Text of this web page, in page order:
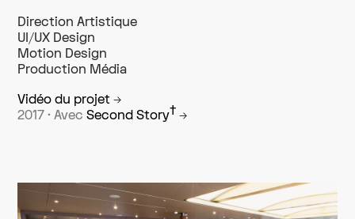
Direction Artistique
UI/UX Design
Motion Design
Production Média
Vidéo du projet →
2017 · Avec Second Story† →